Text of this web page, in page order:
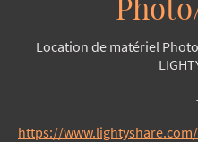
Location de matériel
https://